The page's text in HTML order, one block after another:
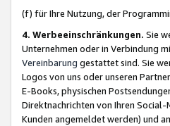
(f) für Ihre Nutzung, der
4. Werbeeinschränkungen. Sie
Unternehmen oder in Verbindung
Vereinbarung gestattet sind. Sie
Logos von uns oder unseren
E-Books, physischen
Direktnachrichten von Ihren
Kunden angemeldet werden) und